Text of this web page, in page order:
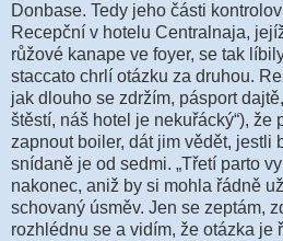
Donbase. Tedy jeho části
Recepční v hotelu Centralnaja,
růžové kanape ve foyer, se tak
staccato chrlí otázku za druhou.
jak dlouho se zdržím, pásport
štěstí, náš hotel je nekuřácký“), že
zapnout boiler, dát jim vědět, jestli
snídaně je od sedmi. „Třetí parto
nakonec, aniž by si mohla řádně
schovaný úsměv. Jen se zeptám,
rozhlédnu se a vidím, že otázka je